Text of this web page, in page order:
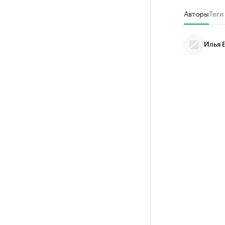
АвторыТеги
Илья